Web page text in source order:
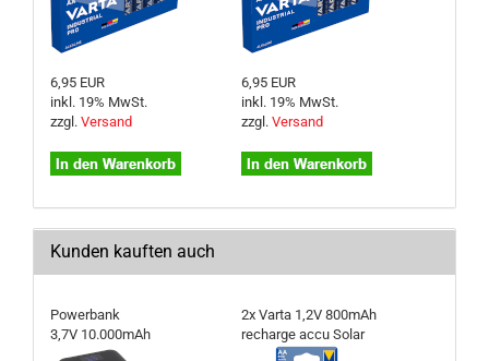
6,95 EUR
inkl. 19% MwSt.
zzgl. Versand
6,95 EUR
inkl. 19% MwSt.
zzgl. Versand
Kunden kauften auch
Powerbank
3,7V 10.000mAh
2x Varta 1,2V 800mAh
recharge accu Solar